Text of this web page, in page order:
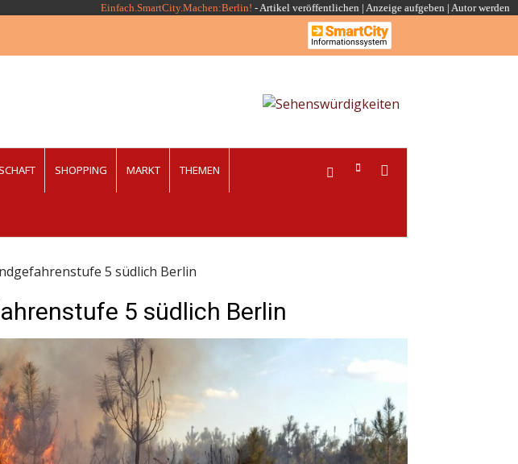
Einfach.SmartCity.Machen:Berlin! -Artikel veröffentlichen | Anzeige aufgeben | Autor werden
SHOPPING MARKT THEMEN
5 südlich Berlin
5 südlich Berlin